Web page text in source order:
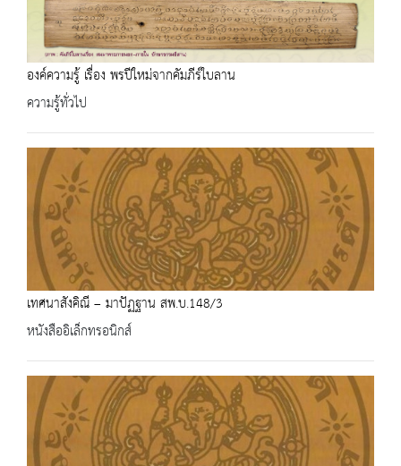
องค์ความรู้ เรื่อง พรปีใหม่จากคัมภีร์ใบลาน
ความรู้ทั่วไป
เทศนาสังคิณี – มาปัฏฐาน สพ.บ.148/3
หนังสืออิเล็กทรอนิกส์